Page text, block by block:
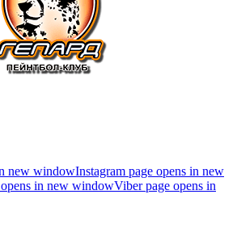
new windowInstagram page opens in new
in new windowViber page opens in